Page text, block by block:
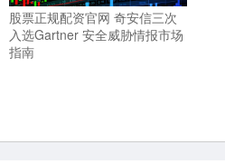
股票正规配资官网 奇安信三次
入选Gartner 安全威胁情报市场
指南